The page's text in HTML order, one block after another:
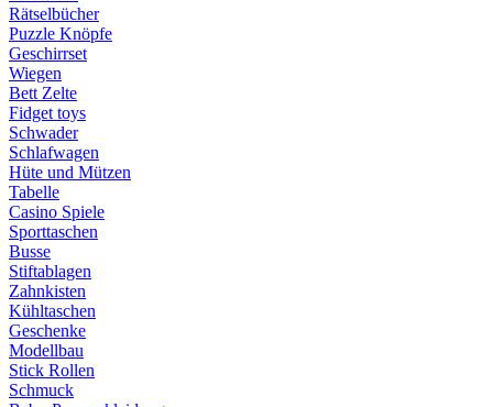
Rätselbücher
Puzzle Knöpfe
Geschirrset
Wiegen
Bett Zelte
Fidget toys
Schwader
Schlafwagen
Hüte und Mützen
Tabelle
Casino Spiele
Sporttaschen
Busse
Stiftablagen
Zahnkisten
Kühltaschen
Geschenke
Modellbau
Stick Rollen
Schmuck